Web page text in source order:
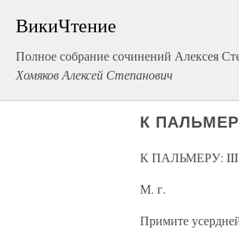
ВикиЧтение
Полное собрание сочинений Алексея
Хомяков Алексей Степанович
К
К ПАЛЬМЕРУ: III
М. г.
Примите